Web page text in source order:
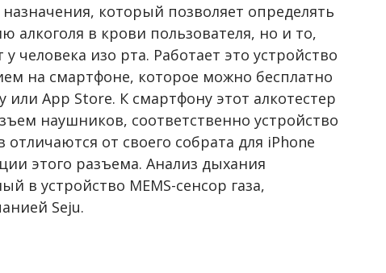
который позволяет определять
алкоголя в крови пользователя, но и то,
человека изо рта. Работает это устройство
на смартфоне, которое можно бесплатно
или App Store. К смартфону этот алкотестер
наушников, соответственно устройство
от своего собрата для iPhone
этого разъема. Анализ дыхания
в устройство MEMS-сенсор газа,
Seju.